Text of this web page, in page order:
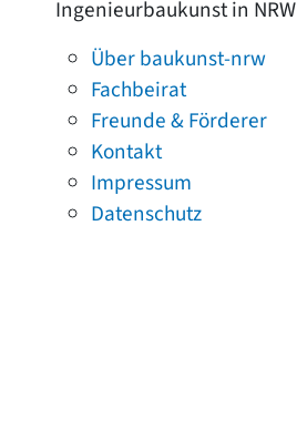
Ingenieurbaukunst in NRW
Über baukunst-nrw
Fachbeirat
Freunde & Förderer
Kontakt
Impressum
Datenschutz